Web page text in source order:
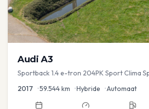
Audi A3
Sportback 1.4 e-tron 204PK Sport Clima
2017 •59.544km •Hybride •Automaat